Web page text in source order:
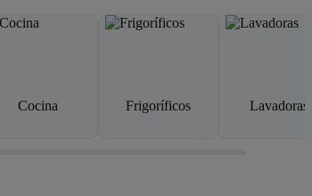
Cocina Frigoríficos Lavadoras